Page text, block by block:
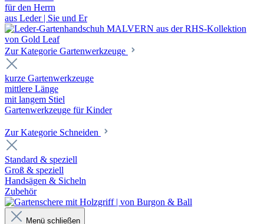
für den Herrn
aus Leder | Sie und Er
Zur Kategorie Gartenwerkzeuge
kurze Gartenwerkzeuge
mittlere Länge
mit langem Stiel
Gartenwerkzeuge für Kinder
Zur Kategorie Schneiden
Standard & speziell
Groß & speziell
Handsägen & Sicheln
Zubehör
Menü schließen